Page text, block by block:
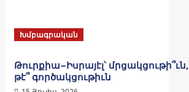
Խմբագրական
Թուրքիա−Իսրայէլ՝ մրցակցութի՞ւն,
թէ՞ գործակցութիւն